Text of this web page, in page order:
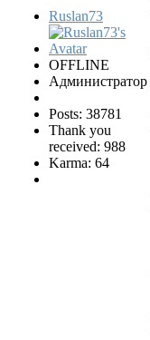
Ruslan73
OFFLINE
Администратор
Posts: 38781
Thank you
received: 988
Karma: 64